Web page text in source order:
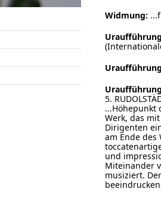
Widmung:
5.
...Höhepunkt
Werk, das
Dirigenten
am Ende
und
Miteinander
musiziert.